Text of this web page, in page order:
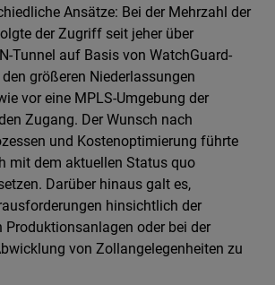
Ansätze: Bei der Mehrzahl der
der Zugriff seit jeher über
Tunnel auf Basis von WatchGuard-
größeren Niederlassungen
vor eine MPLS-Umgebung der
Zugang. Der Wunsch nach
und Kostenoptimierung führte
mit dem aktuellen Status quo
Darüber hinaus galt es,
hinsichtlich der
Produktionsanlagen oder bei der
von Zollangelegenheiten zu